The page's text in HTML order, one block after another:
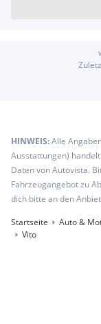
HINWEIS:Alle
Ausstattungen)
Daten von Autovista.
Fahrzeugangebot zu
dich bitte an den
Startseite
Auto &
Vito